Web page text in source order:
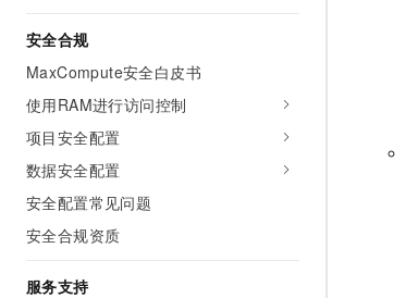
安全合规
MaxCompute安全白皮书
使用RAM进行访问控制
项目安全配置
数据安全配置
安全配置常见问题
安全合规资质
服务支持